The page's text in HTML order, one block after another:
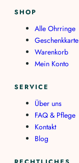
SHOP
Alle Ohrringe
Geschenkkarte
Warenkorb
Mein Konto
SERVICE
Über uns
FAQ & Pflege
Kontakt
Blog